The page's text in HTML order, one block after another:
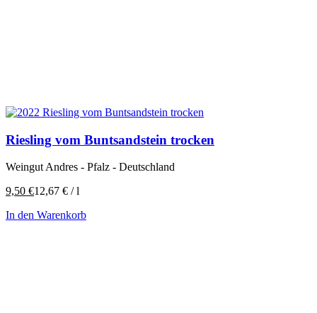
Riesling vom Buntsandstein trocken
Weingut Andres - Pfalz - Deutschland
9,50 €12,67 € /l
In den Warenkorb